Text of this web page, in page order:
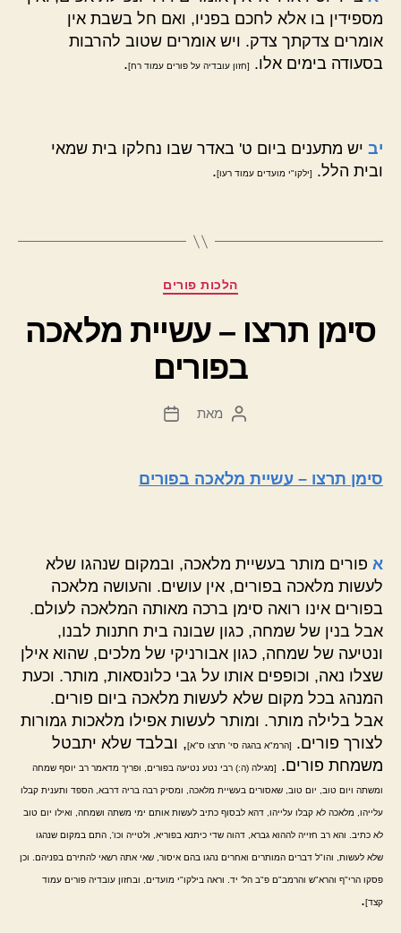
מספידין בו אלא לחכם בפניו, ואם חל בשבת אין
אומרים צדקתך צדק. ויש אומרים שטוב להרבות
בסעודה בימים אלו.
[חזון עובדיה על פורים עמוד רח].
יב יש מתענים ביום ט' באדר שבו נחלקו בית שמאי
ובית הלל.
[ילקו"י מועדים עמוד רעו].
קטגוריות
הלכות פורים
סימן תרצו – עשיית מלאכה
בפורים
המחבר
מאת
תאריך
סימן תרצו – עשיית מלאכה בפורים
א פורים מותר בעשיית מלאכה, ובמקום שנהגו שלא
לעשות מלאכה בפורים, אין עושים. והעושה מלאכה
בפורים אינו רואה סימן ברכה מאותה המלאכה לעולם.
אבל בנין של שמחה, כגון שבונה בית חתנות לבנו,
ונטיעה של שמחה, כגון אבורניקי של מלכים, שהוא אילן
שצלו נאה, וכופפים אותו על גבי כלונסאות, מותר. וכעת
המנהג בכל מקום שלא לעשות מלאכה ביום פורים.
אבל בלילה מותר. ומותר לעשות אפילו מלאכות גמורות
לצורך פורים.
[הרמ"א בהגה סי' תרצו ס"א], ובלבד שלא יתבטל
משמחת פורים.
[מגילה (ה:) רבי נטע נטיעה בפורים, ופריך מדאמר רב יוסף שמחה
ומשתה ויום טוב, יום טוב, שאסורים בעשיית מלאכה, ומסיק רבה בריה דרבא, הספד ותענית קבלו
עלייהו, מלאכה לא קבלו עלייהו, דהא לבסוף כתיב לעשות אותם ימי משתה ושמחה, ואילו יום טוב
לא כתיב. והא רב חזייה לההוא גברא, דהוה שדי כיתנא בפוריא, ולטייה וכו', התם במקום שנהגו
שלא לעשות, והו"ל דברים המותרים ואחרים נהגו בהם איסור, שאי אתה רשאי להתירם בפניהם. וכן
פסקו הרי"ף והרא"ש והרמב"ם פ"ב הל' יד. וראה בילקו"י מועדים, ובחזון עובדיה פורים עמוד
קצד].